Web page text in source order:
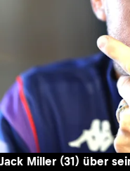
Jack Miller (31) über